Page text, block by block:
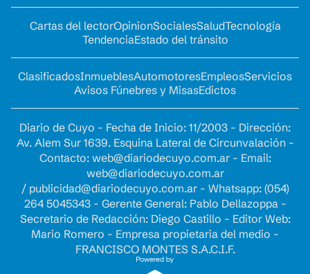
Cartas del lectorOpinionSocialesSaludTecnología
TendenciaEstado del tránsito
ClasificadosInmueblesAutomotoresEmpleosServicios
Avisos Fúnebres y MisasEdictos
Diario de Cuyo - Fecha de Inicio: 11/2003 - Dirección:
Av. Alem Sur 1639. Esquina Lateral de Circunvalación -
Contacto: web@diariodecuyo.com.ar- Email:
web@diariodecuyo.com.ar
/ publicidad@diariodecuyo.com.ar- Whatsapp: (054)
264 5045343 - Gerente General: Pablo Dellazoppa -
Secretario de Redacción: Diego Castillo - Editor Web:
Mario Romero - Empresa propietaria del medio -
FRANCISCO MONTES S.A.C.I.F.